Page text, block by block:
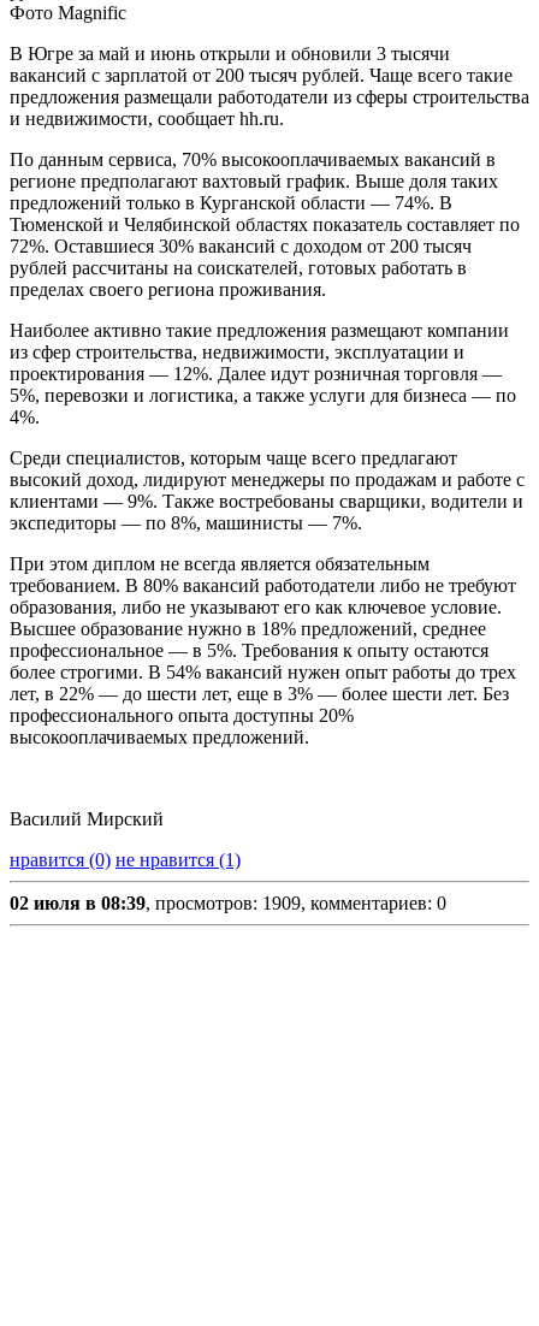
Фото Magnific
В Югре за май и июнь открыли и обновили 3 тысячи
вакансий с зарплатой от 200 тысяч рублей. Чаще всего такие
предложения размещали работодатели из сферы строительства
и недвижимости, сообщает hh.ru.
По данным сервиса, 70% высокооплачиваемых вакансий в
регионе предполагают вахтовый график. Выше доля таких
предложений только в Курганской области — 74%. В
Тюменской и Челябинской областях показатель составляет по
72%. Оставшиеся 30% вакансий с доходом от 200 тысяч
рублей рассчитаны на соискателей, готовых работать в
пределах своего региона проживания.
Наиболее активно такие предложения размещают компании
из сфер строительства, недвижимости, эксплуатации и
проектирования — 12%. Далее идут розничная торговля —
5%, перевозки и логистика, а также услуги для бизнеса — по
4%.
Среди специалистов, которым чаще всего предлагают
высокий доход, лидируют менеджеры по продажам и работе с
клиентами — 9%. Также востребованы сварщики, водители и
экспедиторы — по 8%, машинисты — 7%.
При этом диплом не всегда является обязательным
требованием. В 80% вакансий работодатели либо не требуют
образования, либо не указывают его как ключевое условие.
Высшее образование нужно в 18% предложений, среднее
профессиональное — в 5%. Требования к опыту остаются
более строгими. В 54% вакансий нужен опыт работы до трех
лет, в 22% — до шести лет, еще в 3% — более шести лет. Без
профессионального опыта доступны 20%
высокооплачиваемых предложений.
Василий Мирский
нравится (0) не нравится (1)
02 июля в 08:39, просмотров: 1909, комментариев: 0